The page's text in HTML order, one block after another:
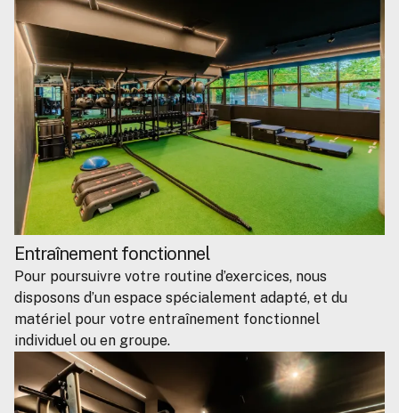
Entraînement fonctionnel
Pour poursuivre votre routine d’exercices, nous
disposons d’un espace spécialement adapté, et du
matériel pour votre entraînement fonctionnel
individuel ou en groupe.